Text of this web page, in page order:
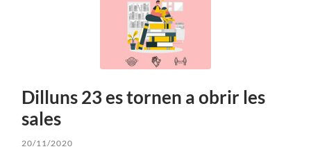
Dilluns 23 es tornen a obrir les
sales
20/11/2020